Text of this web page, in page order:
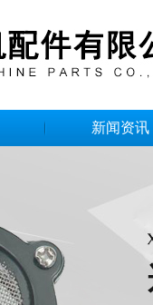
新闻资讯